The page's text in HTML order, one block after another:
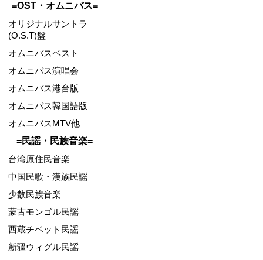
=OST・オムニバス=
オリジナルサントラ
(O.S.T)盤
オムニバスベスト
オムニバス演唱会
オムニバス港台版
オムニバス韓国語版
オムニバスMTV他
=民謡・民族音楽=
台湾原住民音楽
中国民歌・漢族民謡
少数民族音楽
蒙古モンゴル民謡
西蔵チベット民謡
新疆ウィグル民謡